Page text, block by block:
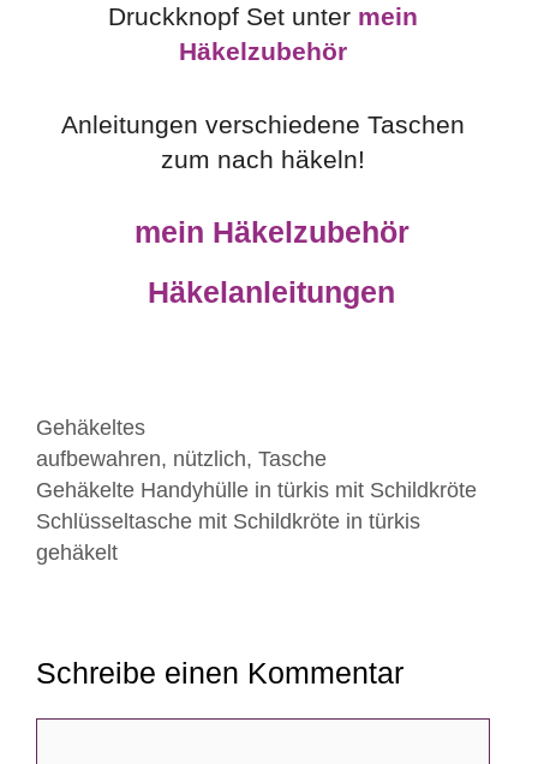
Druckknopf Set unter mein
Häkelzubehör
Anleitungen verschiedene Taschen
zum nach häkeln!
mein Häkelzubehör
Häkelanleitungen
Kategorien
Gehäkeltes
Schlagwörter
aufbewahren, nützlich, Tasche
Gehäkelte Handyhülle in türkis mit Schildkröte
Schlüsseltasche mit Schildkröte in türkis
gehäkelt
Schreibe einen Kommentar